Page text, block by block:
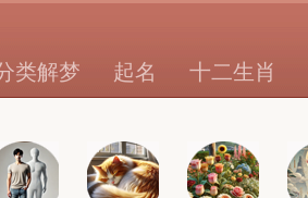
类解梦 起名 十二生肖